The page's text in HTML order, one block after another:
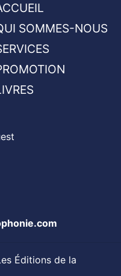
SOMMES-NOUS
Éditions de la